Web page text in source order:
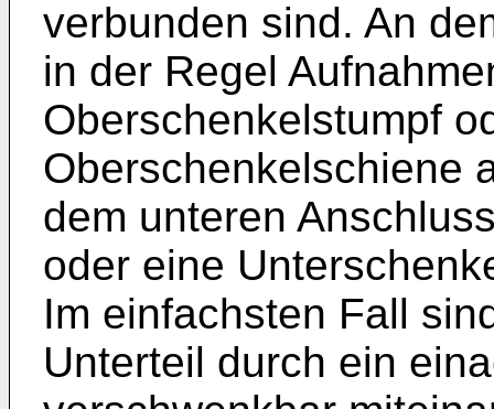
verbunden sind. An
in der Regel
Oberschenkelstumpf
Oberschenkelschiene
dem unteren
oder eine
Im einfachsten Fall
Unterteil durch ein